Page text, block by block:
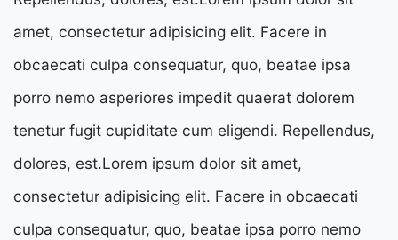
amet, consectetur adipisicing elit. Facere in
obcaecati culpa consequatur, quo, beatae ipsa
porro nemo asperiores impedit quaerat dolorem
tenetur fugit cupiditate cum eligendi. Repellendus,
dolores, est.Lorem ipsum dolor sit amet,
consectetur adipisicing elit. Facere in obcaecati
culpa consequatur, quo, beatae ipsa porro nemo